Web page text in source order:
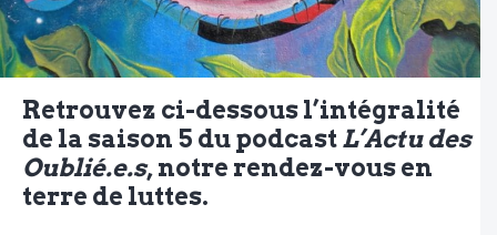
Retrouvez ci-dessous l’intégralité
de la saison 5 du podcastL’Actu des
Oublié.e.s, notre rendez-vous en
terre de luttes.